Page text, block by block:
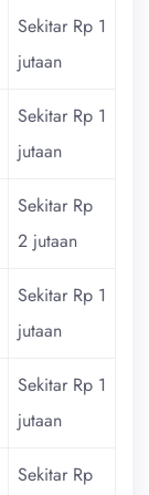
Sekitar Rp 1
jutaan
Sekitar Rp 1
jutaan
Sekitar Rp
2 jutaan
Sekitar Rp 1
jutaan
Sekitar Rp 1
jutaan
Sekitar Rp